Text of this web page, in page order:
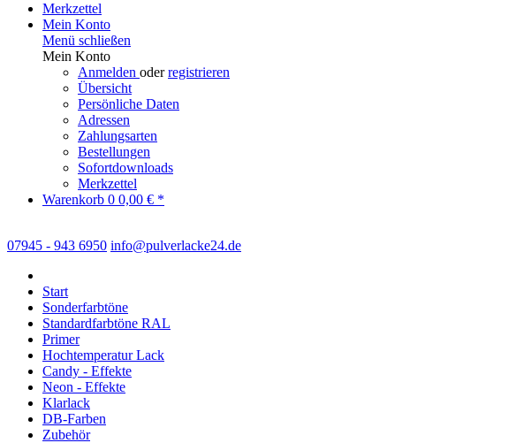
Merkzettel
Mein Konto
Menü schließen
Mein Konto
Anmelden oderregistrieren
Übersicht
Persönliche Daten
Adressen
Zahlungsarten
Bestellungen
Sofortdownloads
Merkzettel
Warenkorb 0 0,00 € *
07945 - 943 6950 info@pulverlacke24.de
Start
Sonderfarbtöne
Standardfarbtöne RAL
Primer
Hochtemperatur Lack
Candy - Effekte
Neon - Effekte
Klarlack
DB-Farben
Zubehör